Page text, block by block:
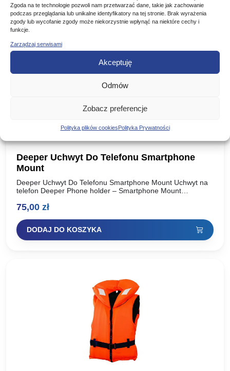
Zgoda na te technologie pozwoli nam przetwarzać dane, takie jak zachowanie
podczas przeglądania lub unikalne identyfikatory na tej stronie. Brak wyrażenia
zgody lub wycofanie zgody może niekorzystnie wpłynąć na niektóre cechy i
funkcje.
Zarządzaj serwisami
Akceptuję
Odmów
Zobacz preferencje
Polityka plików cookiesPolityka Prywatności
Poznaj podobne produkty, które mogą Ci się spodobać
Deeper Uchwyt Do Telefonu Smartphone
Mount
Deeper Uchwyt Do Telefonu Smartphone Mount Uchwyt na
telefon Deeper Phone holder – Smartphone Mount
wędki. Uchwyt do…
75,00 zł
DODAJ DO KOSZYKA